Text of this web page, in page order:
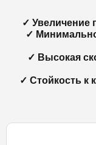
✓ Увеличение
✓
✓ Высокая
✓ Стойкость к